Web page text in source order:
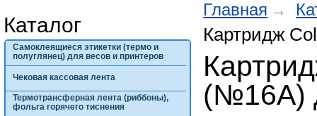
Каталог
Самоклеящиеся этикетки (термо и
полуглянец) для весов и принтеров
Чековая кассовая лента
Термотрансферная лента (риббоны),
фольга горячего тиснения
Главная
Картридж
(№16A)